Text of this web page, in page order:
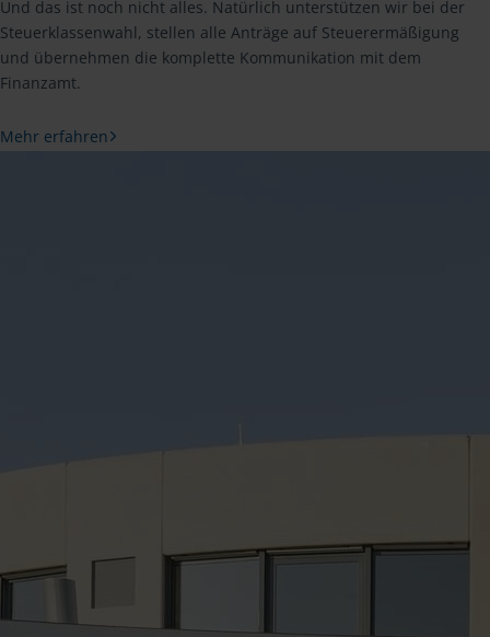
Und das ist noch nicht alles. Natürlich unterstützen wir bei der
Steuerklassenwahl, stellen alle Anträge auf Steuerermäßigung
und übernehmen die komplette Kommunikation mit dem
Finanzamt.
Mehr erfahren